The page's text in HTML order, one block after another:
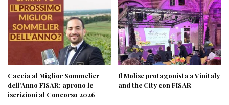
Caccia al Miglior Sommelier
dell’Anno FISAR: aprono le
iscrizioni al Concorso 2026
Il Molise protagonista a Vinitaly
and the City con FISAR